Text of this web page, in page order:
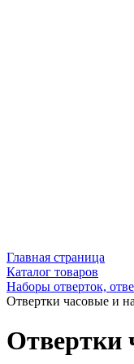
Главная страница
Каталог товаров
Наборы отверток,
Отвертки часовые и
Отвертки